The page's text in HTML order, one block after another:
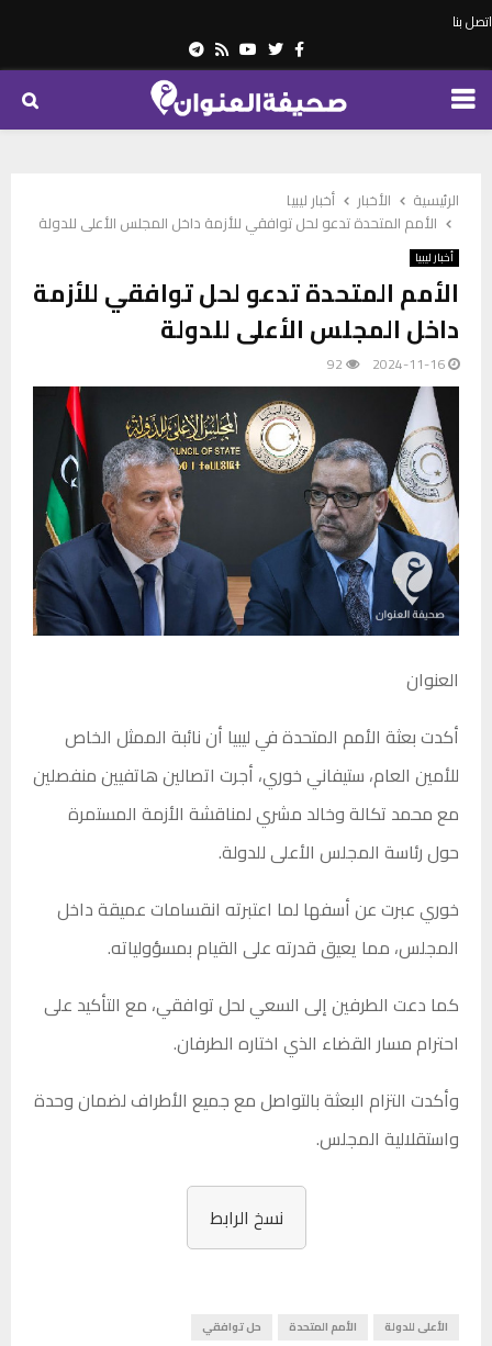
اتصل بنا
Facebook
Twitter
Youtube
Rss
Telegram
PRIMARY
الرئيسية الأخبار
أخبار ليبيا
الأمم المتحدة تدعو لحل توافقي للأزمة داخل المجلس الأعلى للدولة
أخبار ليبيا
الأمم المتحدة تدعو لحل توافقي للأزمة
داخل المجلس الأعلى للدولة
2024-11-16
92
العنوان
أكدت بعثة الأمم المتحدة في ليبيا أن نائبة الممثل الخاص
للأمين العام، ستيفاني خوري، أجرت اتصالين هاتفيين منفصلين
مع محمد تكالة وخالد مشري لمناقشة الأزمة المستمرة
حول رئاسة المجلس الأعلى للدولة.
خوري عبرت عن أسفها لما اعتبرته انقسامات عميقة داخل
المجلس، مما يعيق قدرته على القيام بمسؤولياته.
كما دعت الطرفين إلى السعي لحل توافقي، مع التأكيد على
احترام مسار القضاء الذي اختاره الطرفان.
وأكدت التزام البعثة بالتواصل مع جميع الأطراف لضمان وحدة
واستقلالية المجلس.
نسخ الرابط
الأعلى للدولة الأمم المتحدة حل توافقي